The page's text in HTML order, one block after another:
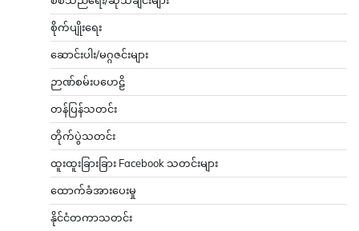
စိုက်ပျိုးရေး
ဆောင်းပါး/မဂ္ဂဇင်းများ
ဉာဏ်စမ်းပဟေဠိ
တန်ပြန်သတင်း
တိုက်ပွဲသတင်း
ထူးထူးခြားခြား Facebook သတင်းများ
ထောက်ခံအားပေးမှု
နိုင်ငံတကာသတင်း